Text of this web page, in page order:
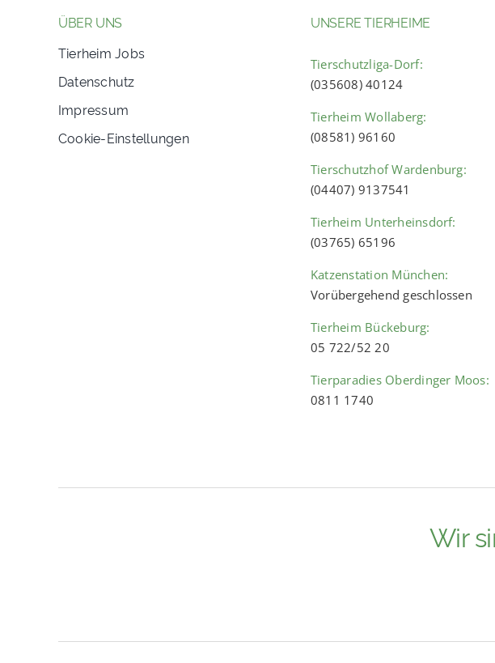
ÜBER UNS
Tierheim Jobs
Datenschutz
Impressum
Cookie-Einstellungen
UNSERE TIERHEIME
Tierschutzliga-Dorf:
(035608) 40124
Tierheim Wollaberg:
(08581) 96160
Tierschutzhof Wardenburg:
(04407) 9137541
Tierheim Unterheinsdorf:
(03765) 65196
Katzenstation München:
Vorübergehend geschlossen
Tierheim Bückeburg:
05 722/52 20
Tierparadies Oberdinger Moos:
0811 1740
Wir